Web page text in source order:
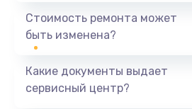
390 руб.
Замена разъёма
Стоимость ремонта может
быть изменена?
Какие документы выдает
сервисный центр?